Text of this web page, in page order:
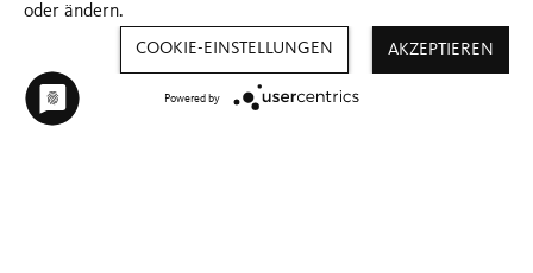
oder ändern.
AKZEPTIEREN
COOKIE-EINSTELLUNGEN
Powered by